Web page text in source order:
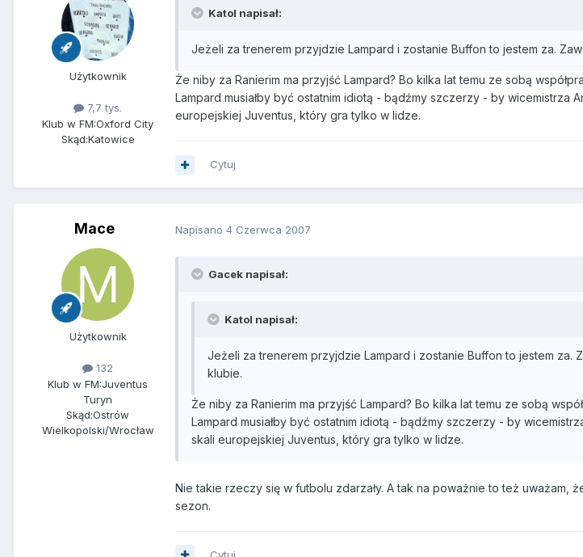
Użytkownik
7,7 tys.
Klub w FM:Oxford City
Skąd:Katowice
Katol napisał:
Jeżeli za trenerem przyjdzie Lampard i zostanie Buffon to jestem za.
Że niby za Ranierim ma przyjść Lampard? Bo kilka lat temu ze sobą
Lampard musiałby być ostatnim idiotą - bądźmy szczerzy - by wicemistrza
europejskiej Juventus, który gra tylko w lidze.
Cytuj
Mace
Użytkownik
132
Klub w FM:Juventus
Turyn
Skąd:Ostrów
Wielkopolski/Wrocław
Napisano 4 Czerwca 2007
Gacek napisał:
Katol napisał:
Jeżeli za trenerem przyjdzie Lampard i zostanie Buffon to jestem za.
klubie.
Że niby za Ranierim ma przyjść Lampard? Bo kilka lat temu ze sobą
Lampard musiałby być ostatnim idiotą - bądźmy szczerzy - by
skali europejskiej Juventus, który gra tylko w lidze.
Nie takie rzeczy się w futbolu zdarzały. A tak na poważnie to też uważam,
sezon.
Cytuj